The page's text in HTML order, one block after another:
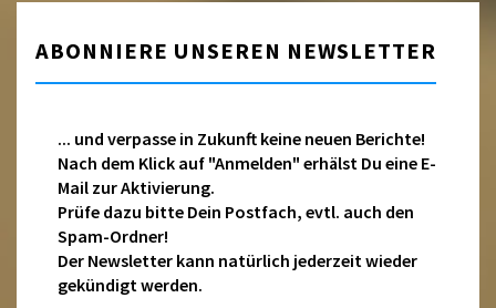
ABONNIERE UNSEREN NEWSLETTER
... und verpasse in Zukunft keine neuen Berichte!
Nach dem Klick auf "Anmelden" erhälst Du eine E-
Mail zur Aktivierung.
Prüfe dazu bitte Dein Postfach, evtl. auch den
Spam-Ordner!
Der Newsletter kann natürlich jederzeit wieder
gekündigt werden.